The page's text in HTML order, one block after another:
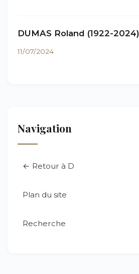
DUMAS Roland (1922-2024)
11/07/2024
Navigation
← Retour à D
Plan du site
Recherche